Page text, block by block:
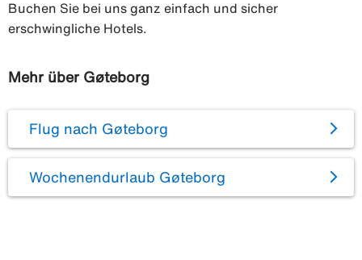
Buchen Sie bei uns ganz einfach und sicher
erschwingliche Hotels.
Mehr über Gøteborg
Flug nach Gøteborg
Wochenendurlaub Gøteborg